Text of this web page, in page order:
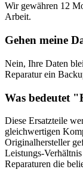
Wir gewähren 12
Arbeit.
Gehen meine
Nein, Ihre Daten
Reparatur ein
Was bedeutet "
Diese Ersatzteile
gleichwertigen
Originalhersteller
Leistungs-
Reparaturen die